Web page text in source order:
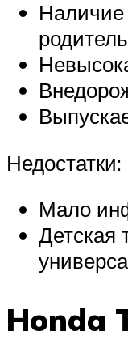
Недостатки:
Мало
Детская
Honda